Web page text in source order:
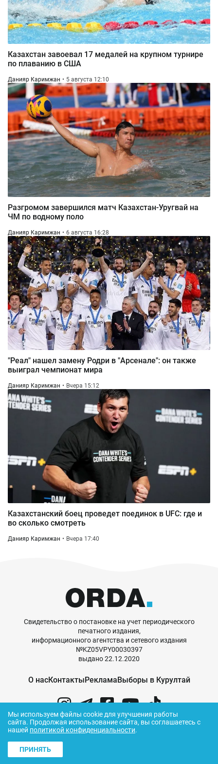
Казахстан завоевал 17 медалей на крупном турнире
по плаванию в США
Данияр Каримжан 5 августа 12:10
Разгромом завершился матч Казахстан-Уругвай на
ЧМ по водному поло
Данияр Каримжан 6 августа 16:28
"Реал" нашел замену Родри в "Арсенале": он также
выиграл чемпионат мира
Данияр Каримжан Вчера 15:12
Казахстанский боец проведет поединок в UFC: где и
во сколько смотреть
Данияр Каримжан Вчера 17:40
Свидетельство о постановке на учет периодического
печатного издания,
информационного агентства и сетевого издания
№KZ05VPY00030397
выдано 22.12.2020
О насКонтактыРекламаВыборы в Курултай
© ORDA,2026.Правила использования
материалов
Мы используем файлы cookie для улучшения работы
сайта. Продолжая использование сайта, вы соглашаетесь с
нашей политикой конфиденциальности.
ПРИНЯТЬ